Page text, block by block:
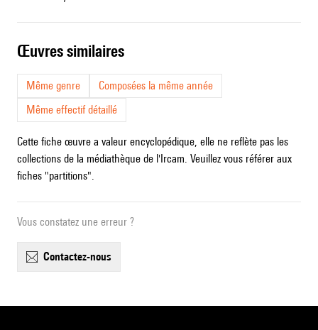
œuvres similaires
Même genre
Composées la même année
Même effectif détaillé
Cette fiche œuvre a valeur encyclopédique, elle ne reflète pas les
collections de la médiathèque de l'Ircam. Veuillez vous référer aux
fiches "partitions".
Vous constatez une erreur ?
contactez-nous